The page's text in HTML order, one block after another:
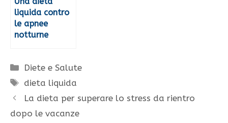
liquida contro
le apnee
notturne
Categorie
Diete e Salute
Tag
dieta liquida
La dieta per superare lo stress da rientro
dopo le vacanze